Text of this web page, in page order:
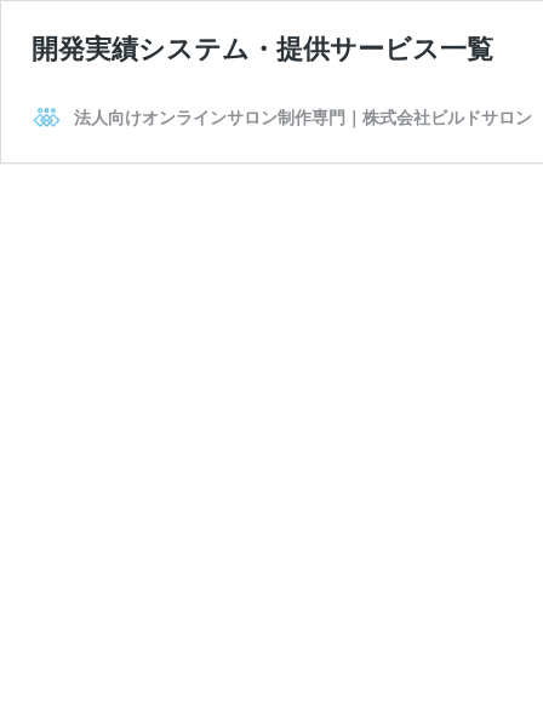
開発実績システム・提供サービス一覧
法人向けオンラインサロン制作専門｜株式会社ビルドサロン